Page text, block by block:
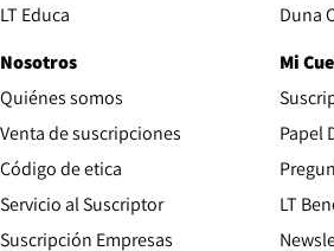
LT Educa
Duna
Nosotros
Quiénes somos
Venta de suscripciones
Código de etica Opens in new window
Servicio al Suscriptor
Suscripción Empresas
Mi
Papel
LT